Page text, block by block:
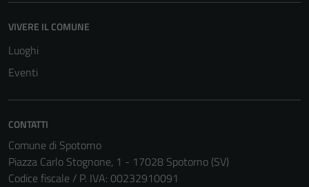
VIVERE IL COMUNE
Luoghi
Eventi
CONTATTI
Comune di Spotorno
Piazza Carlo Stognone, 1 - 17028 Spotorno (SV)
Codice fiscale / P. IVA: 00232910091